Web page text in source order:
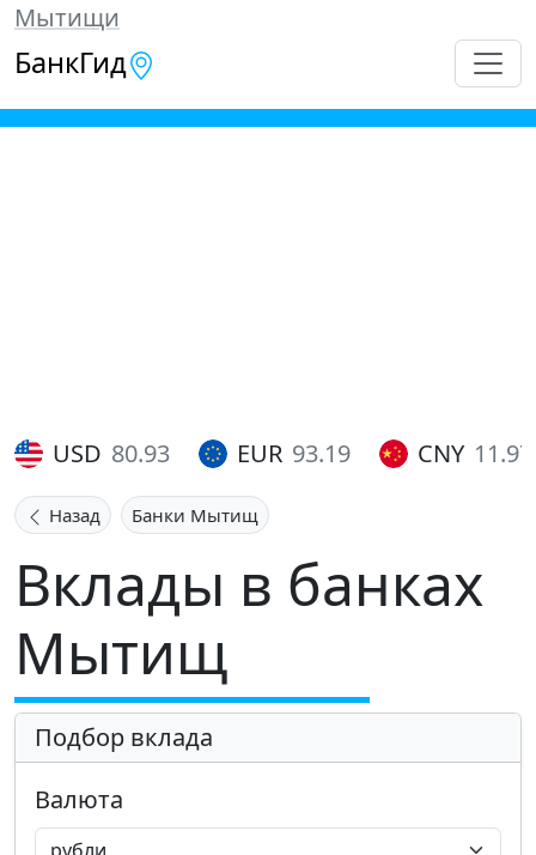
Мытищи
БанкГид
USD 80.93 EUR 93.19 CNY 11.97
Назад Банки Мытищ
Вклады в банках
Мытищ
Подбор вклада
Валюта